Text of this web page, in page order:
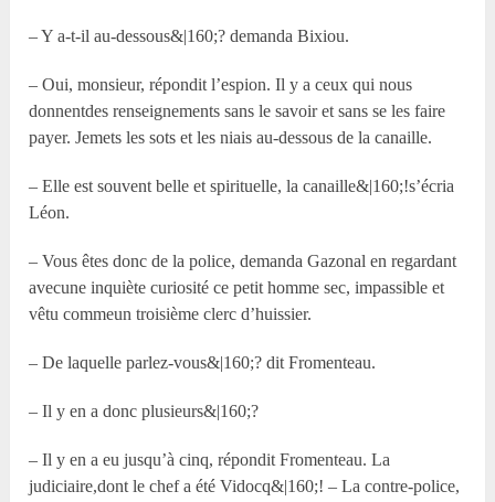
– Y a-t-il au-dessous&|160;? demanda Bixiou.
– Oui, monsieur, répondit l’espion. Il y a ceux qui nous
donnentdes renseignements sans le savoir et sans se les faire
payer. Jemets les sots et les niais au-dessous de la canaille.
– Elle est souvent belle et spirituelle, la canaille&|160;!s’écria
Léon.
– Vous êtes donc de la police, demanda Gazonal en regardant
avecune inquiète curiosité ce petit homme sec, impassible et
vêtu commeun troisième clerc d’huissier.
– De laquelle parlez-vous&|160;? dit Fromenteau.
– Il y en a donc plusieurs&|160;?
– Il y en a eu jusqu’à cinq, répondit Fromenteau. La
judiciaire,dont le chef a été Vidocq&|160;! – La contre-police,